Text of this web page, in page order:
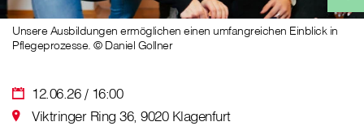
12.06.26 / 16:00
Viktringer Ring 36, 9020 Klagenfurt
Unsere Ausbildungen ermöglichen einen umfangreichen Einblick in
Pflegeprozesse. © Daniel Gollner